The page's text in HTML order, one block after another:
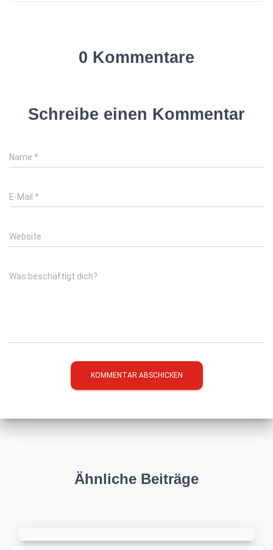
0 Kommentare
Schreibe einen Kommentar
Name *
E-Mail *
Website
Was beschäftigt dich?
Ähnliche Beiträge